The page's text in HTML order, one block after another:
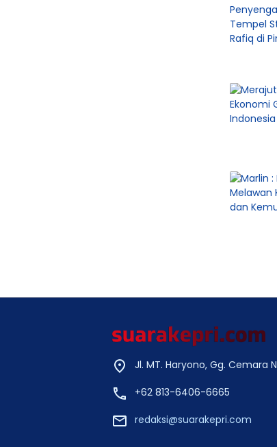
Jl. MT. Haryono, Gg. Cemara
+62 813-6406-6665
redaksi@suarakepri.com